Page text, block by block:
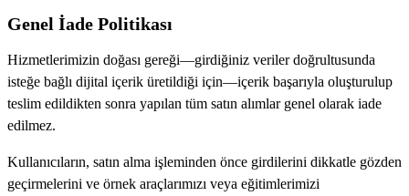
Genel İade Politikası
Hizmetlerimizin doğası gereği—girdiğiniz veriler doğrultusunda
isteğe bağlı dijital içerik üretildiği için—içerik başarıyla oluşturulup
teslim edildikten sonra yapılan tüm satın alımlar genel olarak iade
edilmez.
Kullanıcıların, satın alma işleminden önce girdilerini dikkatle gözden
geçirmelerini ve örnek araçlarımızı veya eğitimlerimizi